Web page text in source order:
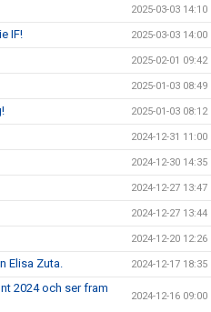
2025-03-03 14:10
IF! 2025-03-03 14:00
2025-02-01 09:42
2025-01-03 08:49
2025-01-03 08:12
2024-12-31 11:00
2024-12-30 14:35
2024-12-27 13:47
2024-12-27 13:44
2024-12-20 12:26
Elisa Zuta. 2024-12-17 18:35
2024 och ser fram
2024-12-16 09:00